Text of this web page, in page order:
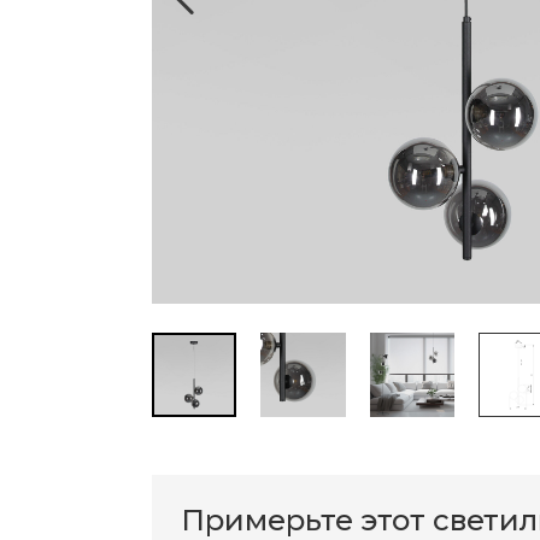
Примерьте этот